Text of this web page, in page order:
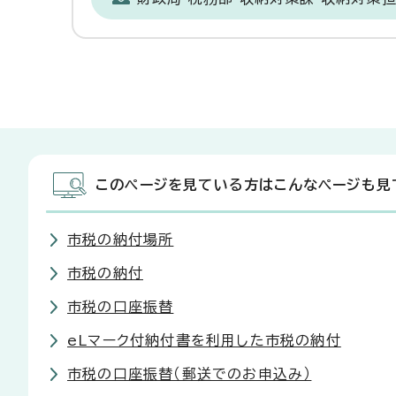
このページを見ている方はこんなページも見
市税の納付場所
市税の納付
市税の口座振替
eLマーク付納付書を利用した市税の納付
市税の口座振替（郵送でのお申込み）